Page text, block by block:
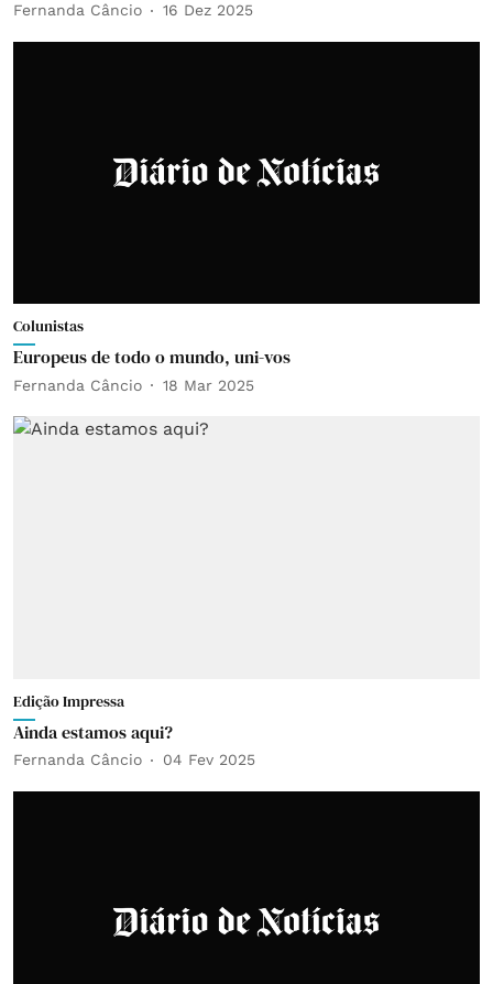
Fernanda Câncio 16 Dez 2025
Colunistas
Europeus de todo o mundo, uni-vos
Fernanda Câncio 18 Mar 2025
Edição Impressa
Ainda estamos aqui?
Fernanda Câncio 04 Fev 2025